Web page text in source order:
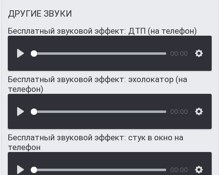
ДРУГИЕ ЗВУКИ
Бесплатный звуковой эффект: ДТП (на телефон)
00:00
Бесплатный звуковой эффект: эхолокатор (на
телефон)
00:00
Бесплатный звуковой эффект: стук в окно на
телефон
00:00